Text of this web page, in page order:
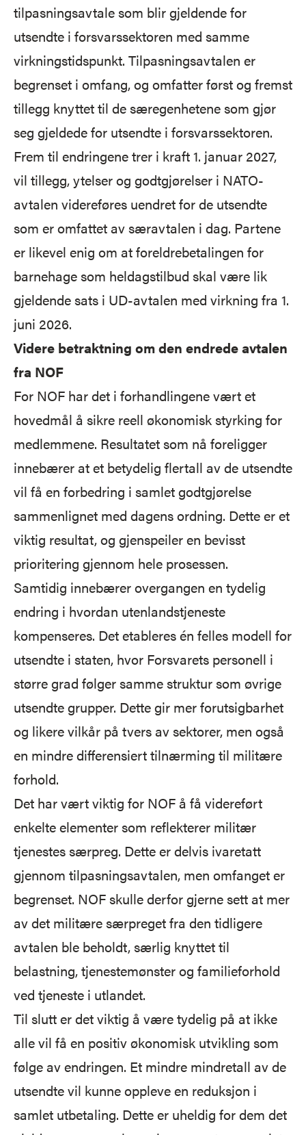
tilpasningsavtale som blir gjeldende for
utsendte i forsvarssektoren med samme
virkningstidspunkt. Tilpasningsavtalen er
begrenset i omfang, og omfatter først og fremst
tillegg knyttet til de særegenhetene som gjør
seg gjeldede for utsendte i forsvarssektoren.
Frem til endringene trer i kraft 1. januar 2027,
vil tillegg, ytelser og godtgjørelser i NATO-
avtalen videreføres uendret for de utsendte
som er omfattet av særavtalen i dag. Partene
er likevel enig om at foreldrebetalingen for
barnehage som heldagstilbud skal være lik
gjeldende sats i UD-avtalen med virkning fra 1.
juni 2026.
Videre betraktning om den endrede avtalen
fra NOF
For NOF har det i forhandlingene vært et
hovedmål å sikre reell økonomisk styrking for
medlemmene. Resultatet som nå foreligger
innebærer at et betydelig flertall av de utsendte
vil få en forbedring i samlet godtgjørelse
sammenlignet med dagens ordning. Dette er et
viktig resultat, og gjenspeiler en bevisst
prioritering gjennom hele prosessen.
Samtidig innebærer overgangen en tydelig
endring i hvordan utenlandstjeneste
kompenseres. Det etableres én felles modell for
utsendte i staten, hvor Forsvarets personell i
større grad følger samme struktur som øvrige
utsendte grupper. Dette gir mer forutsigbarhet
og likere vilkår på tvers av sektorer, men også
en mindre differensiert tilnærming til militære
forhold.
Det har vært viktig for NOF å få videreført
enkelte elementer som reflekterer militær
tjenestes særpreg. Dette er delvis ivaretatt
gjennom tilpasningsavtalen, men omfanget er
begrenset. NOF skulle derfor gjerne sett at mer
av det militære særpreget fra den tidligere
avtalen ble beholdt, særlig knyttet til
belastning, tjenestemønster og familieforhold
ved tjeneste i utlandet.
Til slutt er det viktig å være tydelig på at ikke
alle vil få en positiv økonomisk utvikling som
følge av endringen. Et mindre mindretall av de
utsendte vil kunne oppleve en reduksjon i
samlet utbetaling. Dette er uheldig for dem det